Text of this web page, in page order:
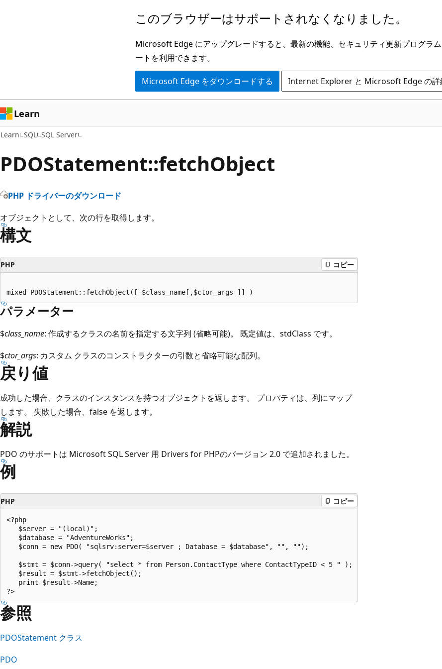
ン
ツ
に
ス
ッ
このブラウザーはサポートされなくなりました。
Microsoft Edge にアップグレードすると、最新の機能、セキュリティ更新プログラ
ートを利用できます。
Microsoft Edge をダウンロードする Internet Explorer と Microsoft Edge の詳
Learn
Learn SQL SQL Server
PDOStatement::fetchObject
PHP ドライバーのダウンロード
オブジェクトとして、次の行を取得します。
構文
PHP コピー
パラメーター
$class_name: 作成するクラスの名前を指定する文字列 (省略可能)。 既定値は、stdClass です。
$ctor_args: カスタム クラスのコンストラクターの引数と省略可能な配列。
戻り値
成功した場合、クラスのインスタンスを持つオブジェクトを返します。 プロパティは、列にマップ
します。 失敗した場合、false を返します。
解説
PDO のサポートは Microsoft SQL Server 用 Drivers for PHPのバージョン 2.0 で追加されました。
例
PHP コピー
<?php
   $server = "(local)";
   $database = "AdventureWorks";
   $conn = new PDO( "sqlsrv:server=$server ; Database = $database", "", "");
   $stmt = $conn->query( "select * from Person.ContactType where ContactTypeID < 5 " );
   $result = $stmt->fetchObject();
   print $result->Name;
参照
PDOStatement クラス
PDO